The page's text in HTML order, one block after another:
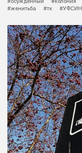
#женитьба
#тк #УФСИН